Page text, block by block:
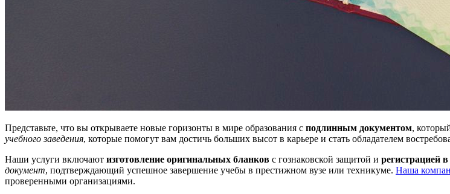
Представьте, что вы открываете новые горизонты в мире образования с подлинным документом,
учебного заведения, которые помогут вам достичь больших высот в карьере и стать обладателем
Наши услуги включают изготовление оригинальных бланков с гознаковской защитой и регистрацией в
документ, подтверждающий успешное завершение учебы в престижном вузе или техникуме. Наша
проверенными организациями.